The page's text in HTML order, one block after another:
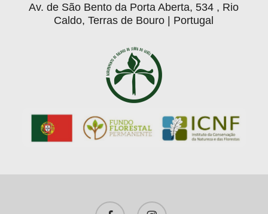
Av. de São Bento da Porta Aberta, 534 , Rio
Caldo, Terras de Bouro | Portugal
facebook instagram